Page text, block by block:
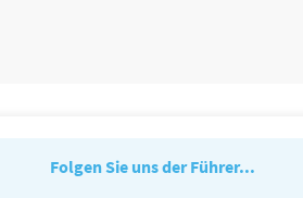
Folgen Sie uns der Führer...